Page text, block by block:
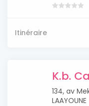
Itinéraire
K.b.
134, av
LAAYOUNE